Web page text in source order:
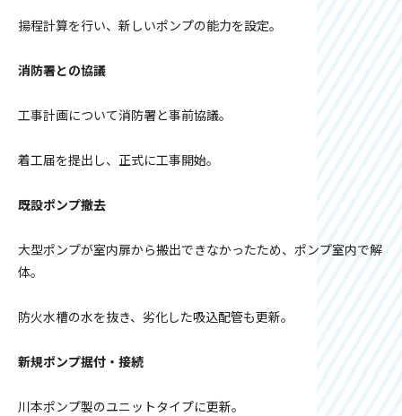
揚程計算を行い、新しいポンプの能力を設定。
消防署との協議
工事計画について消防署と事前協議。
着工届を提出し、正式に工事開始。
既設ポンプ撤去
大型ポンプが室内扉から搬出できなかったため、ポンプ室内で解
体。
防火水槽の水を抜き、劣化した吸込配管も更新。
新規ポンプ据付・接続
川本ポンプ製のユニットタイプに更新。